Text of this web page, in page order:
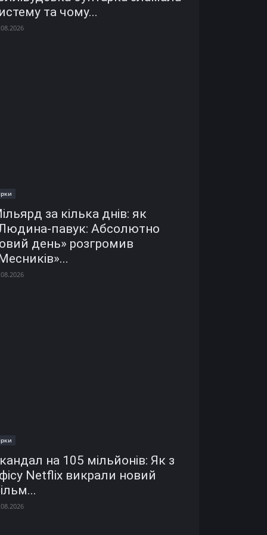
та чому...
за кілька днів: як
павук: Абсолютно
день» розгромив
на 105 мільйонів: Як з
Netflix викрали новий